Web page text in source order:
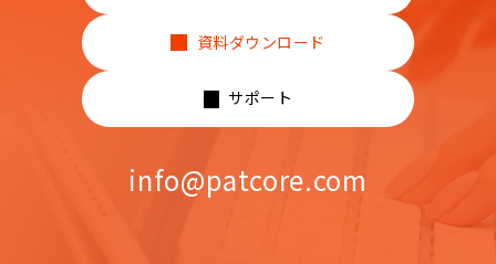
資料ダウンロード
サポート
info@patcore.com